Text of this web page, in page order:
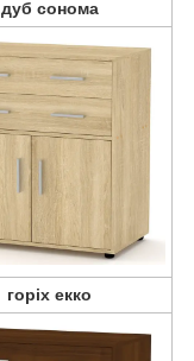
дуб сонома
горіх екко